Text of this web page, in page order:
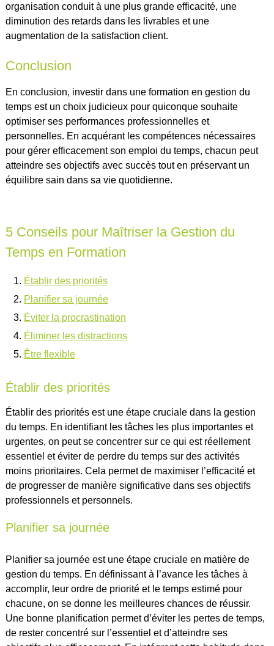
organisation conduit à une plus grande efficacité, une
diminution des retards dans les livrables et une
augmentation de la satisfaction client.
Conclusion
En conclusion, investir dans une formation en gestion du
temps est un choix judicieux pour quiconque souhaite
optimiser ses performances professionnelles et
personnelles. En acquérant les compétences nécessaires
pour gérer efficacement son emploi du temps, chacun peut
atteindre ses objectifs avec succès tout en préservant un
équilibre sain dans sa vie quotidienne.
5 Conseils pour Maîtriser la Gestion du
Temps en Formation
Établir des priorités
Planifier sa journée
Éviter la procrastination
Éliminer les distractions
Être flexible
Établir des priorités
Établir des priorités est une étape cruciale dans la gestion
du temps. En identifiant les tâches les plus importantes et
urgentes, on peut se concentrer sur ce qui est réellement
essentiel et éviter de perdre du temps sur des activités
moins prioritaires. Cela permet de maximiser l’efficacité et
de progresser de manière significative dans ses objectifs
professionnels et personnels.
Planifier sa journée
Planifier sa journée est une étape cruciale en matière de
gestion du temps. En définissant à l’avance les tâches à
accomplir, leur ordre de priorité et le temps estimé pour
chacune, on se donne les meilleures chances de réussir.
Une bonne planification permet d’éviter les pertes de temps,
de rester concentré sur l’essentiel et d’atteindre ses